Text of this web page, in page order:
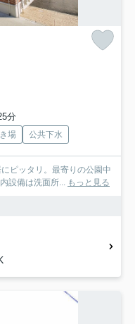
分
場 公共下水
ピッタリ。最寄りの公園中
設備は洗面所...
もっと見る